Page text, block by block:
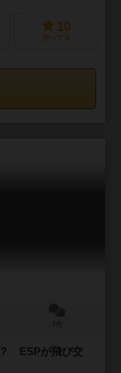
10
持ってる
？ ESPが飛び交